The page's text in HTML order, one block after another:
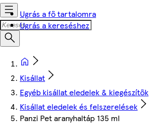
Ugrás a fő tartalomra
Ugrás a kereséshez
Kisállat
Egyéb kisállat eledelek & kiegészítők
Kisállat eledelek és felszerelések
Panzi Pet aranyhaltáp 135 ml